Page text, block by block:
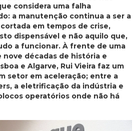
considera uma falha
a manutenção continua a ser a
em tempos de crise,
dispensável e não aquilo que,
a funcionar. À frente de uma
nove décadas de história e
e Algarve, Rui Vieira faz um
setor em aceleração; entre a
a eletrificação da indústria e
operatórios onde não há